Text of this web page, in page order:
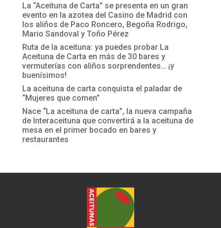
La “Aceituna de Carta” se presenta en un gran
evento en la azotea del Casino de Madrid con
los aliños de Paco Roncero, Begoña Rodrigo,
Mario Sandoval y Toño Pérez
Ruta de la aceituna: ya puedes probar La
Aceituna de Carta en más de 30 bares y
vermuterías con aliños sorprendentes… ¡y
buenísimos!
La aceituna de carta conquista el paladar de
“Mujeres que comen”
Nace “La aceituna de carta”, la nueva campaña
de Interaceituna que convertirá a la aceituna de
mesa en el primer bocado en bares y
restaurantes